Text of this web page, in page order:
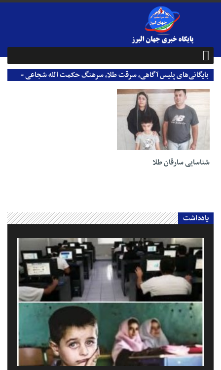
بایگانی‌های پلیس آگاهی، سرقت طلا، سرهنگ حکمت الله شجاعی -
پایگاه خبری جهان البرز
شناسایی سارقان طلا
یادداشت